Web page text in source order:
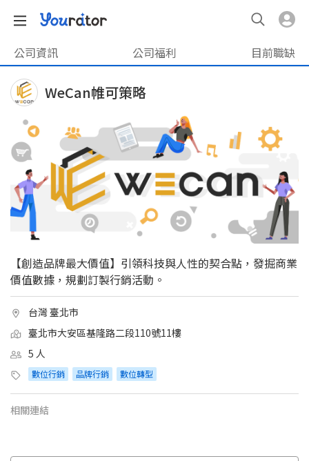
公司資訊 公司福利 目前職缺
WeCan帷可策略
【創造品牌最大價值】引領科技與人性的契合點，發掘商業
價值數據，規劃訂製行銷活動。
台灣 臺北市
臺北市大安區基隆路二段110號11樓
5 人
數位行銷 品牌行銷 數位轉型
相關連結